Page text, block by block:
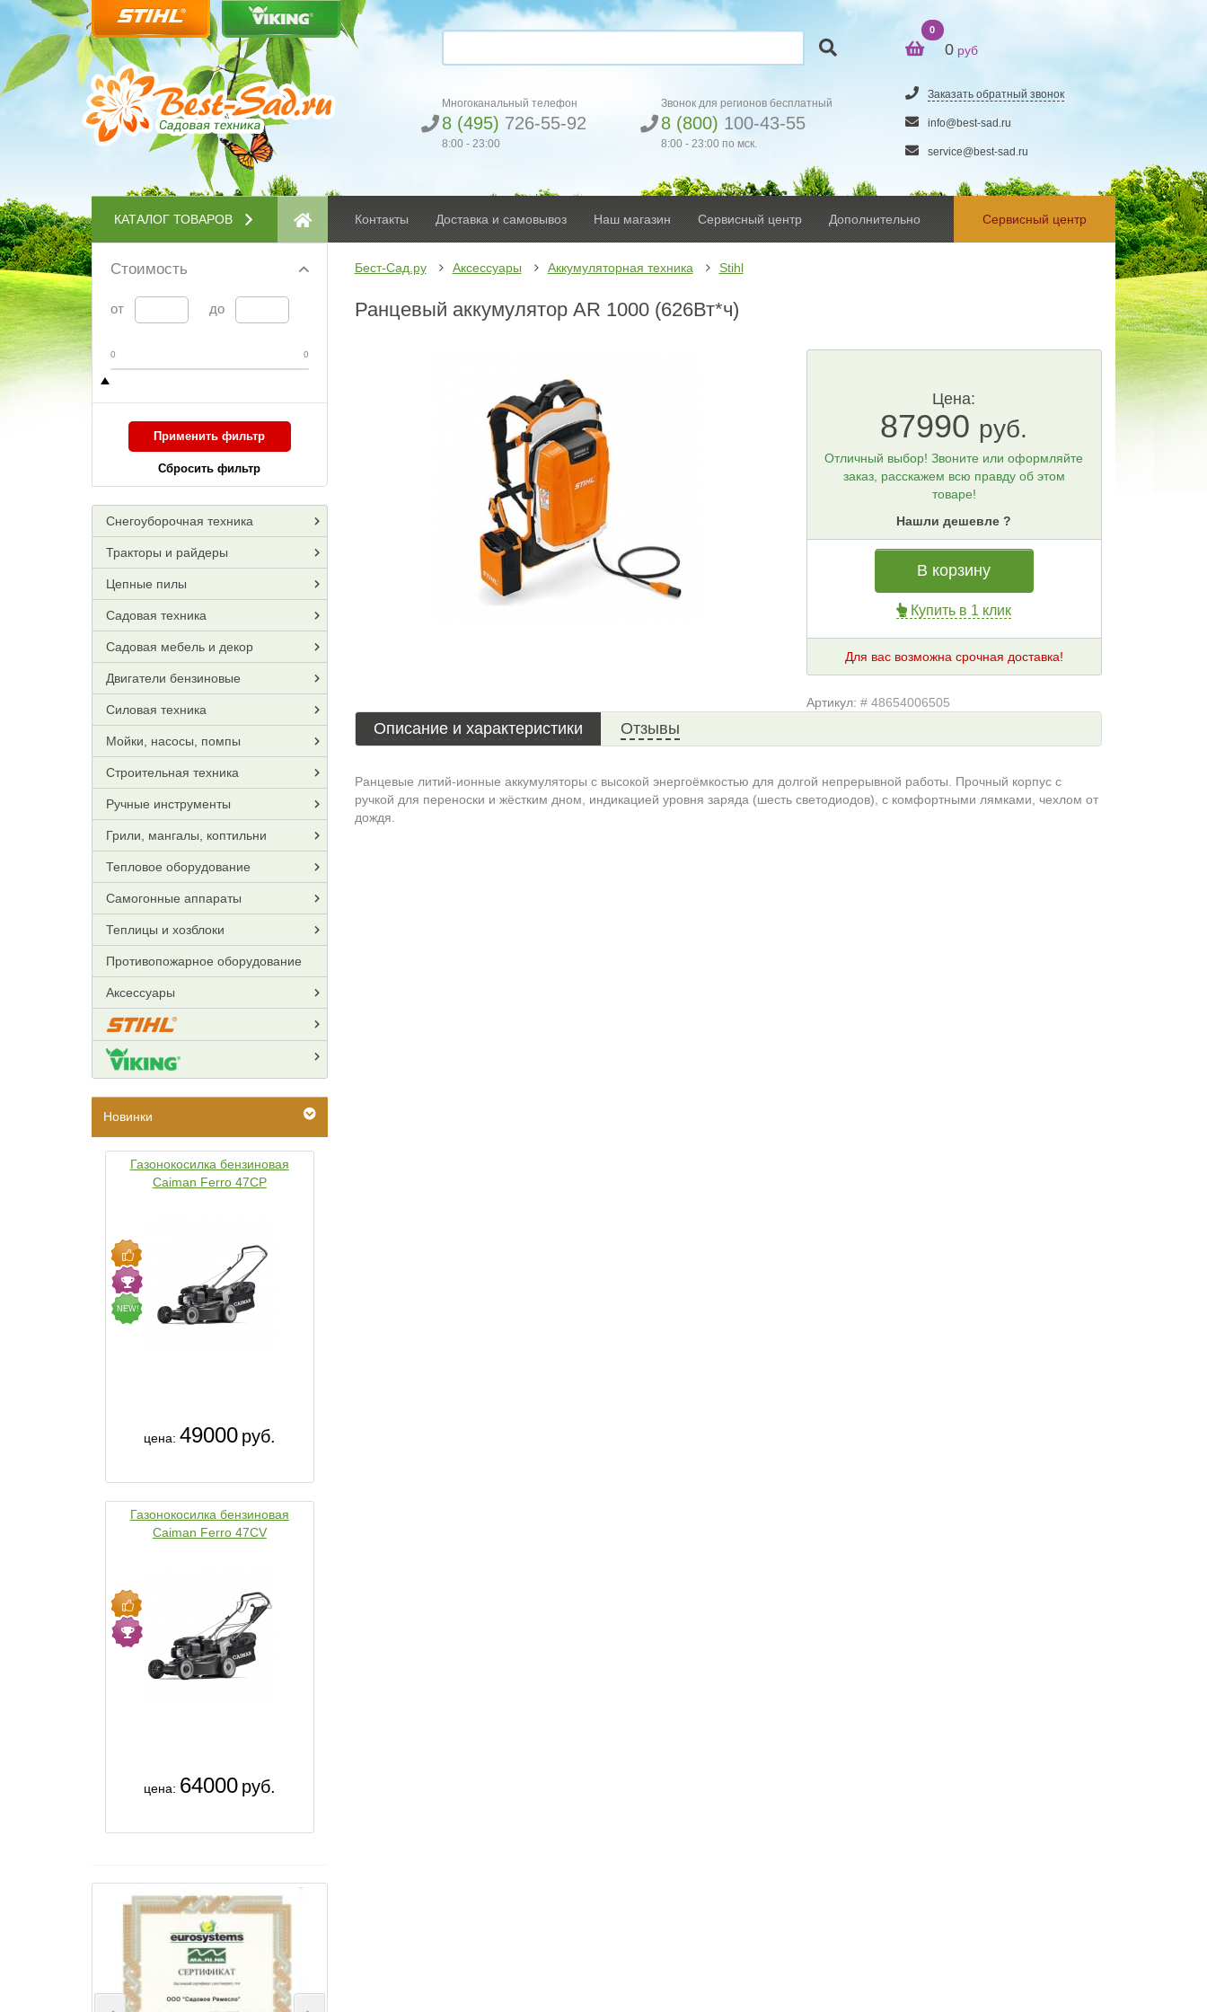
Многоканальный телефон
8 (495) 726-55-92
8:00 - 23:00
Звонок для регионов бесплатный
8 (800) 100-43-55
8:00 - 23:00 по мск.
0
0 руб
Заказать обратный звонок
info@best-sad.ru
service@best-sad.ru
КАТАЛОГ ТОВАРОВ Контакты Доставка и самовывоз Наш магазин Сервисный центр Дополнительно Сервисный центр
Стоимость
от до
0 0
Применить фильтр
Сбросить фильтр
Снегоуборочная техника
Тракторы и райдеры
Цепные пилы
Садовая техника
Садовая мебель и декор
Двигатели бензиновые
Силовая техника
Мойки, насосы, помпы
Строительная техника
Ручные инструменты
Грили, мангалы, коптильни
Тепловое оборудование
Самогонные аппараты
Теплицы и хозблоки
Противопожарное оборудование
Аксессуары
Новинки
Газонокосилка бензиновая
Caiman Ferro 47CP
NEW!
цена: 49000 руб.
Газонокосилка бензиновая
Caiman Ferro 47CV
цена: 64000 руб.
Бест-Сад.ру Аксессуары Аккумуляторная техника Stihl
Ранцевый аккумулятор AR 1000 (626Вт*ч)
Цена:
87990 руб.
Отличный выбор! Звоните или оформляйте
заказ, расскажем всю правду об этом
товаре!
Нашли дешевле ?
В корзину
Купить в 1 клик
Для вас возможна срочная доставка!
Артикул: # 48654006505
Описание и характеристики Отзывы
Ранцевые литий-ионные аккумуляторы с высокой энергоёмкостью для долгой непрерывной работы. Прочный корпус с
ручкой для переноски и жёстким дном, индикацией уровня заряда (шесть светодиодов), с комфортными лямками, чехлом от
дождя.